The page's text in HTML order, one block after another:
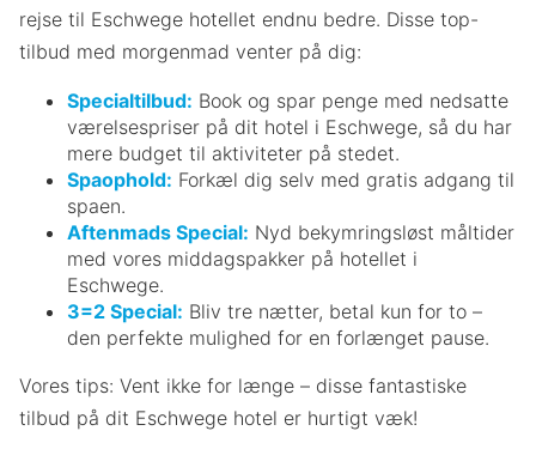
rejse til Eschwege hotellet endnu bedre. Disse top-
tilbud med morgenmad venter på dig:
Specialtilbud: Book og spar penge med nedsatte
værelsespriser på dit hotel i Eschwege, så du har
mere budget til aktiviteter på stedet.
Spaophold: Forkæl dig selv med gratis adgang til
spaen.
Aftenmads Special: Nyd bekymringsløst måltider
med vores middagspakker på hotellet i
Eschwege.
3=2 Special: Bliv tre nætter, betal kun for to –
den perfekte mulighed for en forlænget pause.
Vores tips: Vent ikke for længe – disse fantastiske
tilbud på dit Eschwege hotel er hurtigt væk!